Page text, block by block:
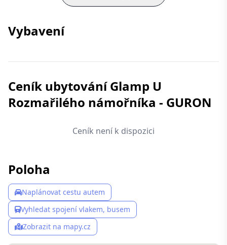
Vybavení
Ceník ubytování Glamp U
Rozmařilého námořníka - GURON
Ceník není k dispozici
Poloha
Naplánovat cestu autem
Vyhledat spojení vlakem, busem
Zobrazit na mapy.cz